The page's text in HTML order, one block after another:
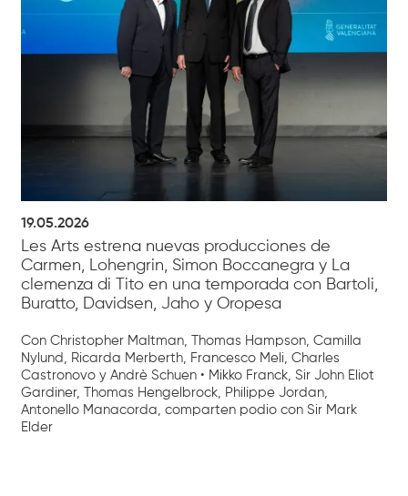
19.05.2026
Les Arts estrena nuevas producciones de
Carmen, Lohengrin, Simon Boccanegra y La
clemenza di Tito en una temporada con Bartoli,
Buratto, Davidsen, Jaho y Oropesa
Con Christopher Maltman, Thomas Hampson, Camilla
Nylund, Ricarda Merberth, Francesco Meli, Charles
Castronovo y Andrè Schuen • Mikko Franck, Sir John Eliot
Gardiner, Thomas Hengelbrock, Philippe Jordan,
Antonello Manacorda, comparten podio con Sir Mark
Elder